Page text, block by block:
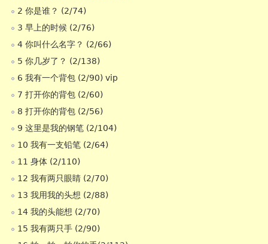
2 你是谁？ (2/74)
3 早上的时候 (2/76)
4 你叫什么名字？ (2/66)
5 你几岁了？ (2/138)
6 我有一个背包 (2/90) vip
7 打开你的背包 (2/60)
8 打开你的背包 (2/56)
9 这里是我的钢笔 (2/104)
10 我有一支铅笔 (2/64)
11 身体 (2/110)
12 我有两只眼睛 (2/70)
13 我用我的头想 (2/88)
14 我的头能想 (2/70)
15 我有两只手 (2/90)